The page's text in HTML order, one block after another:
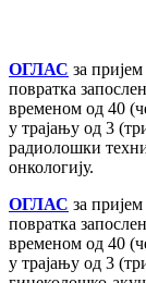
ОГЛАС за
повратка
временом од 40
у трајању од 3
радиолошки
онкологију.
ОГЛАС за
повратка
временом од 40
у трајању од 3